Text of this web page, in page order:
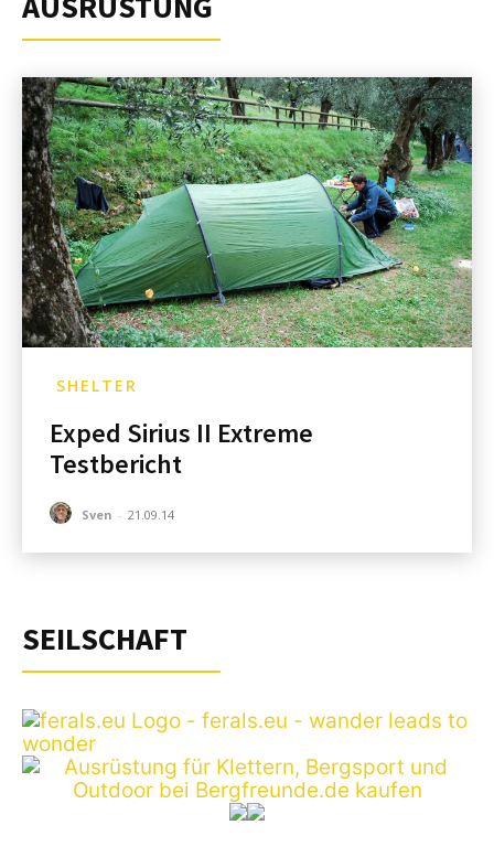
SHELTER
Exped Sirius II Extreme
Testbericht
Sven - 21.09.14
SEILSCHAFT